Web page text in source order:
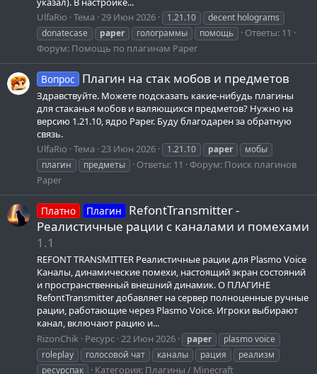
UlfaRio Тема 29 Июн 2026 1.21.10
decent holograms
donatecase
paper голограммы помощь
Ответы: 11
Форум: Помощь по плагинам Paper
Вопрос Плагин на стак мобов и предметов
Здравствуйте. Можете подсказать какие-нибудь плагины
для стаканья мобов и валяющихся предметов? Нужно на
версию 1.21.10, ядро Paper. Буду благодарен за обратную
связь.
UlfaRio Тема 23 Июн 2026 1.21.10 paper
мобы
плагин
предметы Ответы: 11 Форум: Поиск плагинов
Paper
Платно Плагин
RefontTransmitter -
Реалистичные рации с каналами и помехами
1.1
REFONT TRANSMITTER Реалистичные рации для Plasmo Voice
Каналы, динамические помехи, настоящий экран состояний
и пространственный внешний динамик. О ПЛАГИНЕ
RefontTransmitter добавляет на сервер полноценные ручные
рации, работающие через Plasmo Voice. Игроки выбирают
канал, включают рацию и...
RizonChik
Ресурс 22 Июн 2026 paper
plasmo voice
roleplay
голосовой чат каналы рация
реализм
ресурспак
Категория: Плагины / Minecraft